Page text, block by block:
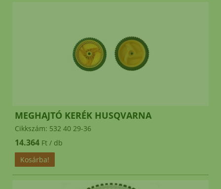
MEGHAJTÓ KERÉK HUSQVARNA
Cikkszám: 532 40 29-36
14.364 Ft / db